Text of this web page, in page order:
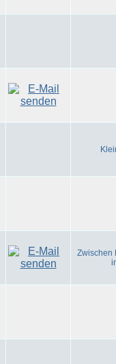
Zwischen